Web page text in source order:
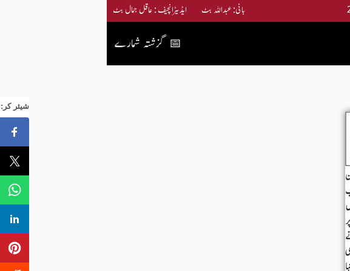
بانی: عبداللہ بٹ ایڈیٹرانچیف : عاقل جمال بٹ
گزشتہ شمارے 📅
:شیئر کر